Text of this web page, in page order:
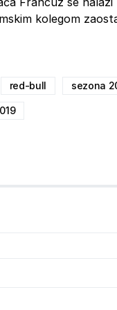
kolegom
red-bull sezona